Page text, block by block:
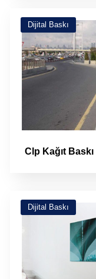
Dijital Baskı
Clp Kağıt Baskı
Dijital Baskı